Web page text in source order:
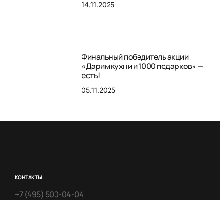
14.11.2025
Финальный победитель акции
«Дарим кухни и 1000 подарков» —
есть!
05.11.2025
КОНТАКТЫ
+7 (495) 500-04-04